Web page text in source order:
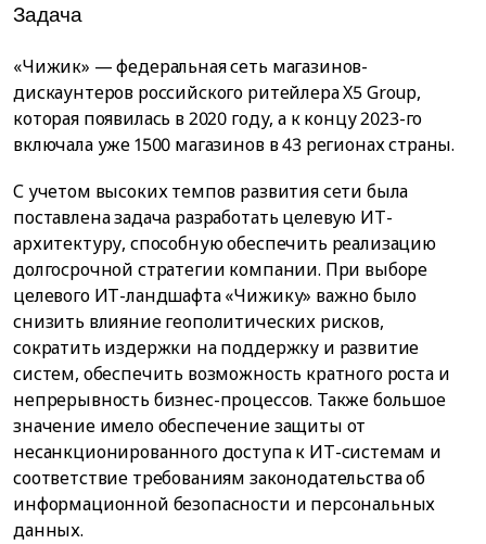
Задача
«Чижик» — федеральная сеть магазинов-
дискаунтеров российского ритейлера X5 Group,
которая появилась в 2020 году, а к концу 2023-го
включала уже 1500 магазинов в 43 регионах страны.
С учетом высоких темпов развития сети была
поставлена задача разработать целевую ИТ-
архитектуру, способную обеспечить реализацию
долгосрочной стратегии компании. При выборе
целевого ИТ-ландшафта «Чижику» важно было
снизить влияние геополитических рисков,
сократить издержки на поддержку и развитие
систем, обеспечить возможность кратного роста и
непрерывность бизнес-процессов. Также большое
значение имело обеспечение защиты от
несанкционированного доступа к ИТ-системам и
соответствие требованиям законодательства об
информационной безопасности и персональных
данных.